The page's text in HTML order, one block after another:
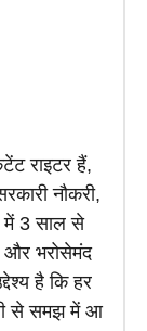
राइटर हैं,
नौकरी,
में 3 साल से
भरोसेमंद
है कि हर
से समझ में आ